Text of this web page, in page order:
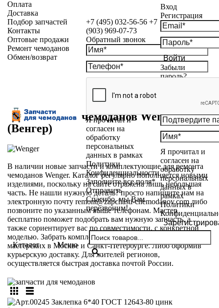
+7 (495) 032-56-56 +7
(903) 969-07-73
Обратный звонок
Я прочитал и
согласен на
обработку
персональных
данных в рамках
Политики
Конфиденциальности
Заполните все поля*
Отправить
Спасибо, мы Вам
перезвоним!
Вход
Регистрация
Войти
Забыли
пароль?
Я прочитал и
согласен на
обработку
персональных
данных в
рамках
Политики
Каталог Меню
Оплата
Доставка
Подбор запчастей
Контакты
Оптовые продажи
Ремонт чемоданов
Обмен/возврат
Запчасти для чемоданов Wenger
(Венгер)
В наличии новые запчасти и комплектующие для ремонта
чемоданов Wenger. Каталог регулярно пополняется новыми
изделиями, поскольку на сайте отражена лишь небольшая
часть. Не нашли нужную деталь? просто напишите нам на
электронную почту remont@zapchasti-chemodanov.com либо
позвоните по указанным выше телефонам. Мастер
бесплатно поможет подобрать вам нужную запчасть, а
также сориентирует вас по совместимости, с конкретной
моделью. Забрать комплектующие можно самовывозом из
мастерских в Москве и Санкт-Петербурге. Либо оформив
курьерскую доставку. Для жителей регионов,
осуществляется быстрая доставка почтой России.